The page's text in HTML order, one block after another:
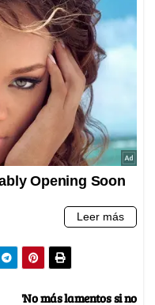
'No más lamentos si no